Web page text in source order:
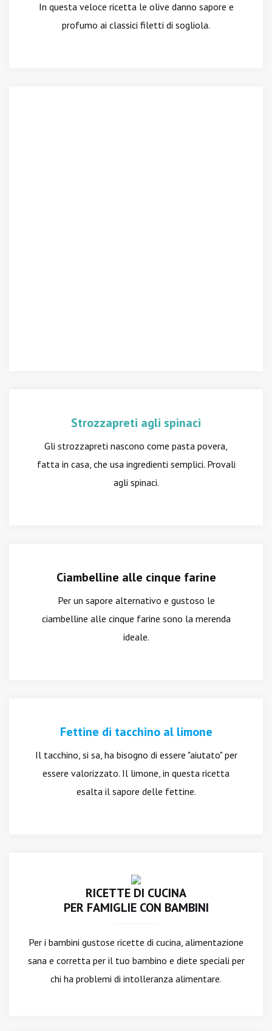
In questa veloce ricetta le olive danno sapore e
profumo ai classici filetti di sogliola.
Strozzapreti agli spinaci
Gli strozzapreti nascono come pasta povera,
fatta in casa, che usa ingredienti semplici. Provali
agli spinaci.
Ciambelline alle cinque farine
Per un sapore alternativo e gustoso le
ciambelline alle cinque farine sono la merenda
ideale.
Fettine di tacchino al limone
Il tacchino, si sa, ha bisogno di essere "aiutato" per
essere valorizzato. Il limone, in questa ricetta
esalta il sapore delle fettine.
RICETTE DI CUCINA
PER FAMIGLIE CON BAMBINI
Per i bambini gustose ricette di cucina, alimentazione
sana e corretta per il tuo bambino e diete speciali per
chi ha problemi di intolleranza alimentare.